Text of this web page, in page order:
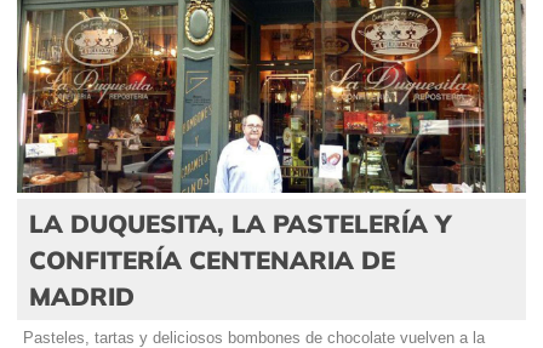
LA DUQUESITA, LA PASTELERÍA Y
CONFITERÍA CENTENARIA DE
MADRID
Pasteles, tartas y deliciosos bombones de chocolate vuelven a la